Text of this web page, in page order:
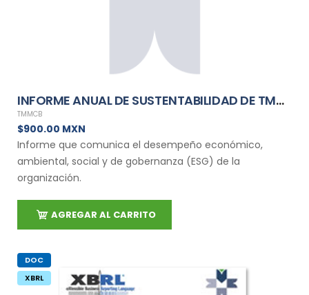
INFORME ANUAL DE SUSTENTABILIDAD DE TMMCB
TMMCB
$900.00 MXN
Informe que comunica el desempeño económico,
ambiental, social y de gobernanza (ESG) de la
organización.
AGREGAR AL CARRITO
DOC
XBRL